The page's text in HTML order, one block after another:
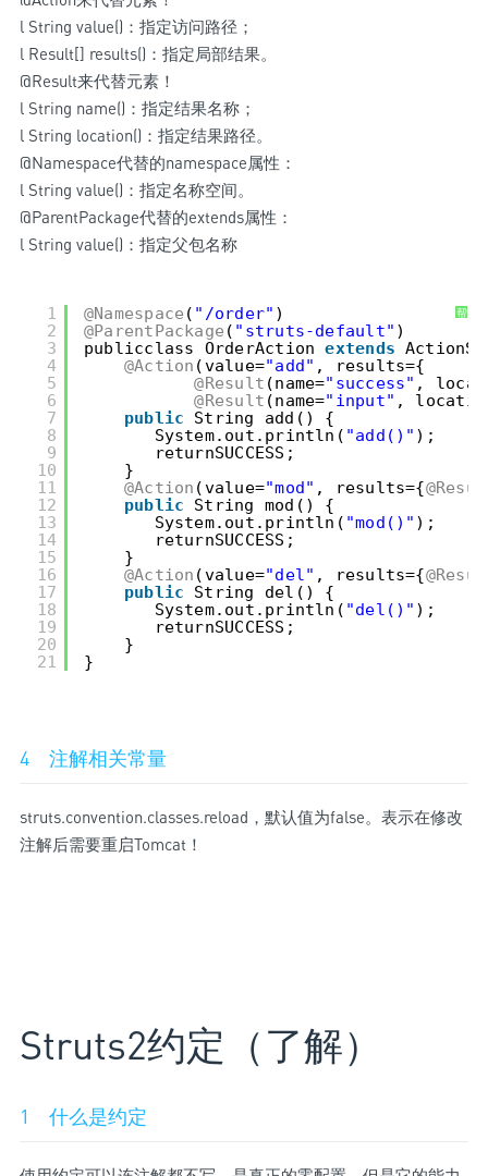
l String value()：指定访问路径；
l Result[] results()：指定局部结果。
@Result来代替元素！
l String name()：指定结果名称；
l String location()：指定结果路径。
@Namespace代替的namespace属性：
l String value()：指定名称空间。
@ParentPackage代替的extends属性：
l String value()：指定父包名称
帮
1
2
3
4
5
6
7
8
9
10
11
12
13
14
15
16
17
18
19
20
21
@Namespace ( "/order" )
@ParentPackage ( "struts-default" )
publicclass OrderAction extends
@Action (value="add" , results={
@Result (name="success" ,
@Result (name="input" ,
public
String add() {
System.out.println( "add()" );
returnSUCCESS;
}
@Action (value="mod" , results={
public
String mod() {
System.out.println( "mod()" );
returnSUCCESS;
}
@Action (value="del" , results={
public
String del() {
System.out.println( "del()" );
returnSUCCESS;
}
}
4 注解相关常量
struts.convention.classes.reload，默认值为false。表示在修改
注解后需要重启Tomcat！
Struts2约定（了解）
1 什么是约定